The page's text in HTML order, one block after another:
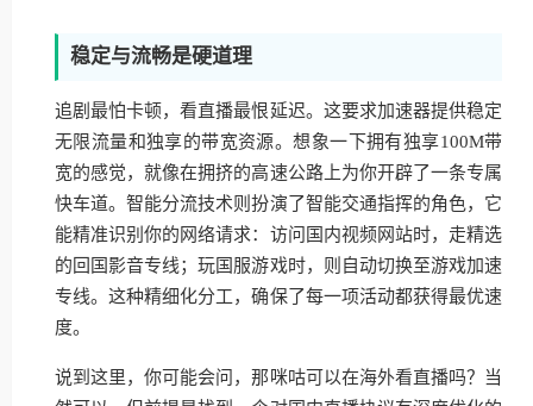
稳定与流畅是硬道理
追剧最怕卡顿，看直播最恨延迟。这要求加速器提供稳定
无限流量和独享的带宽资源。想象一下拥有独享100M带
宽的感觉，就像在拥挤的高速公路上为你开辟了一条专属
快车道。智能分流技术则扮演了智能交通指挥的角色，它
能精准识别你的网络请求：访问国内视频网站时，走精选
的回国影音专线；玩国服游戏时，则自动切换至游戏加速
专线。这种精细化分工，确保了每一项活动都获得最优速
度。
说到这里，你可能会问，那咪咕可以在海外看直播吗？当